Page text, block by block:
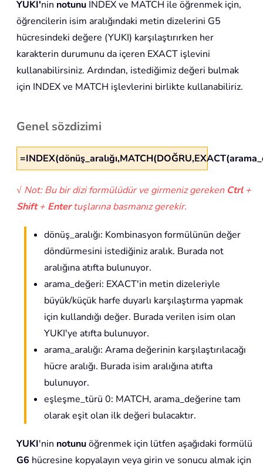
YUKI'nin notunu INDEX ve MATCH ile öğrenmek için,
öğrencilerin isim aralığındaki metin dizelerini G5
hücresindeki değere (YUKI) karşılaştırırken her
karakterin durumunu da içeren EXACT işlevini
kullanabilirsiniz. Ardından, istediğimiz değeri bulmak
için INDEX ve MATCH işlevlerini birlikte kullanabiliriz.
Genel sözdizimi
√ Not: Bu bir dizi formülüdür ve girmeniz gereken Ctrl+
Shift+ Entertuşlarına basmanız gerekir.
dönüş_aralığı: Kombinasyon formülünün değer
döndürmesini istediğiniz aralık. Burada not
aralığına atıfta bulunuyor.
arama_değeri: EXACT'in metin dizeleriyle
büyük/küçük harfe duyarlı karşılaştırma yapmak
için kullandığı değer. Burada verilen isim olan
YUKI'ye atıfta bulunuyor.
arama_aralığı: Arama değerinin karşılaştırılacağı
hücre aralığı. Burada isim aralığına atıfta
bulunuyor.
eşleşme_türü 0: MATCH, arama_değerine tam
olarak eşit olan ilk değeri bulacaktır.
YUKI'nin notunuöğrenmek için lütfen aşağıdaki formülü
G6 hücresine kopyalayın veya girin ve sonucu almak için